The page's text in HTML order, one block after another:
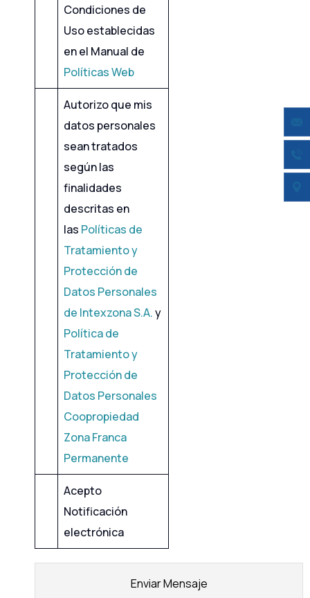
Condiciones de
Uso establecidas
en el Manual de
Políticas Web
Autorizo que mis
datos personales
sean tratados
según las
finalidades
descritas en
las Políticas de
Tratamiento y
Protección de
Datos Personales
de Intexzona S.A.y
Política de
Tratamiento y
Protección de
Datos Personales
Coopropiedad
Zona Franca
Permanente
Acepto
Notificación
electrónica